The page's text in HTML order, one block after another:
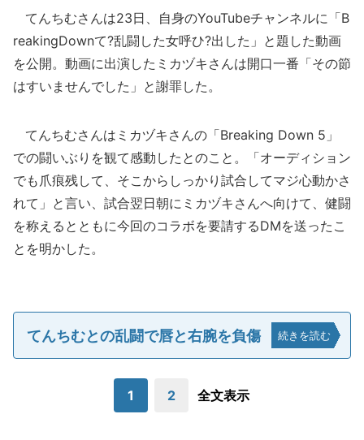
てんちむさんは23日、自身のYouTubeチャンネルに「B
reakingDownて?乱闘した女呼ひ?出した」と題した動画
を公開。動画に出演したミカヅキさんは開口一番「その節
はすいませんでした」と謝罪した。
てんちむさんはミカヅキさんの「Breaking Down 5」
での闘いぶりを観て感動したとのこと。「オーディション
でも爪痕残して、そこからしっかり試合してマジ心動かさ
れて」と言い、試合翌日朝にミカヅキさんへ向けて、健闘
を称えるとともに今回のコラボを要請するDMを送ったこ
とを明かした。
てんちむとの乱闘で唇と右腕を負傷 続きを読む
1 2 全文表示